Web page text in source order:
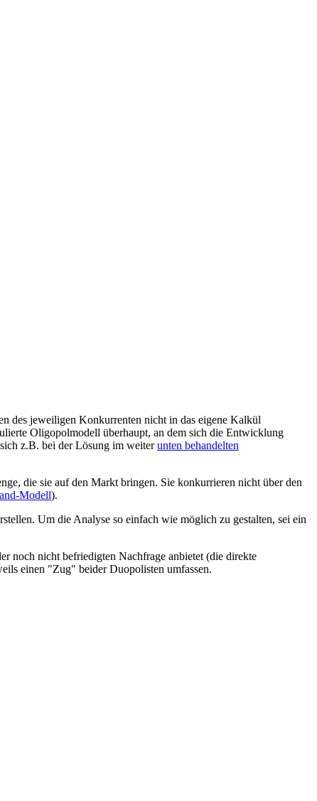
des jeweiligen Konkurrenten nicht in das eigene Kalkül
Oligopolmodell überhaupt, an dem sich die Entwicklung
z.B. bei der Lösung im weiterunten behandelten
die sie auf den Markt bringen. Sie konkurrieren nicht über den
Modell).
Um die Analyse so einfach wie möglich zu gestalten, sei ein
noch nicht befriedigten Nachfrage anbietet (die direkte
einen "Zug" beider Duopolisten umfassen.